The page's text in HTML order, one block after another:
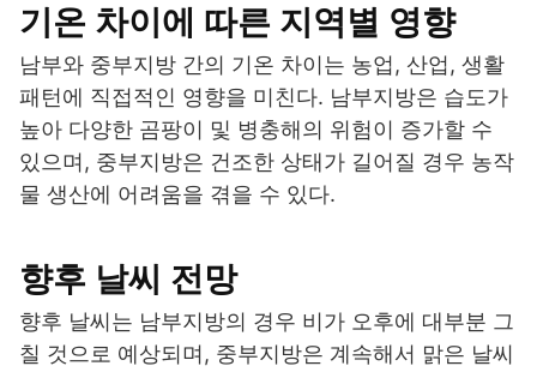
기온 차이에 따른 지역별 영향
남부와 중부지방 간의 기온 차이는 농업, 산업, 생활
패턴에 직접적인 영향을 미친다. 남부지방은 습도가
높아 다양한 곰팡이 및 병충해의 위험이 증가할 수
있으며, 중부지방은 건조한 상태가 길어질 경우 농작
물 생산에 어려움을 겪을 수 있다.
향후 날씨 전망
향후 날씨는 남부지방의 경우 비가 오후에 대부분 그
칠 것으로 예상되며, 중부지방은 계속해서 맑은 날씨